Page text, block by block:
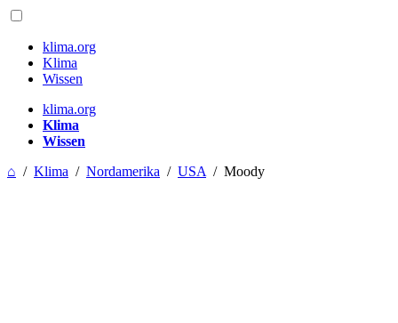
klima.org
Klima
Wissen
klima.org
Klima
Wissen
⌂ / Klima / Nordamerika / USA / Moody